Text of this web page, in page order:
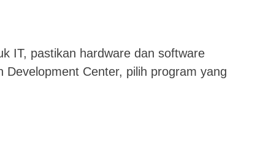
IT, pastikan hardware dan software
Center, pilih program yang